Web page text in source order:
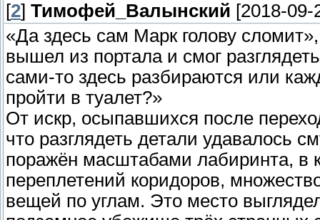
[2] Тимофей_Валынский [2018-
«Да здесь сам Марк голову
вышел из портала и смог
сами-то здесь разбираются или
пройти в туалет?»
От искр, осыпавшихся после
что разглядеть детали удавалось
поражён масштабами лабиринта, в
переплетений коридоров,
вещей по углам. Это место